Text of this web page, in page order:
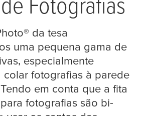
da tesa
uma pequena gama de
especialmente
colar fotografias à parede
em conta que a fita
fotografias são bi-